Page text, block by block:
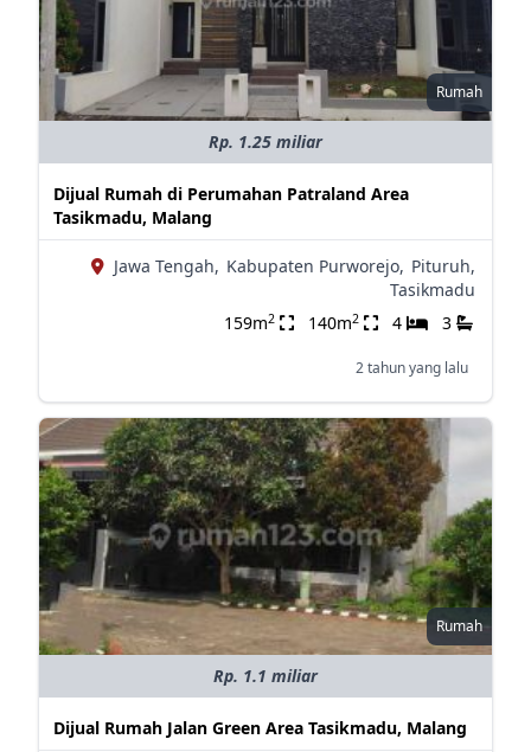
Rumah
Rp. 1.25 miliar
Dijual Rumah di Perumahan Patraland Area
Tasikmadu, Malang
Jawa Tengah, Kabupaten Purworejo, Pituruh,
Tasikmadu
159m2 140m2 4 3
2 tahun yang lalu
Rumah
Rp. 1.1 miliar
Dijual Rumah Jalan Green Area Tasikmadu, Malang